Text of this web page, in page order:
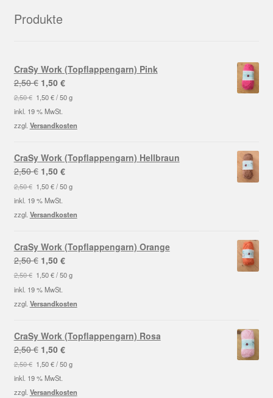
Produkte
CraSy Work (Topflappengarn) Pink
2,50€ Ursprünglicher
Preis
war:
2,50 €
1,50 €Aktueller
Preis
1,50 €.
2,50€ 1,50€/50 g
inkl. 19 % MwSt.
zzgl. Versandkosten
CraSy Work (Topflappengarn) Hellbraun
2,50€ Ursprünglicher
Preis
war:
2,50 €
1,50 €Aktueller
Preis
1,50 €.
2,50€ 1,50€/50 g
inkl. 19 % MwSt.
zzgl. Versandkosten
CraSy Work (Topflappengarn) Orange
2,50€ Ursprünglicher
Preis
war:
2,50 €
1,50 €Aktueller
Preis
1,50 €.
2,50€ 1,50€/50 g
inkl. 19 % MwSt.
zzgl. Versandkosten
CraSy Work (Topflappengarn) Rosa
2,50€ Ursprünglicher
Preis
war:
2,50 €
1,50 €Aktueller
Preis
1,50 €.
2,50€ 1,50€/50 g
inkl. 19 % MwSt.
zzgl. Versandkosten